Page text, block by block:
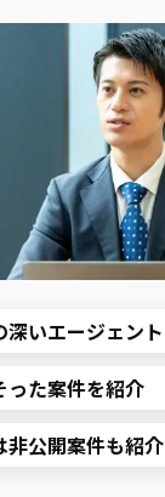
深いエージェント
った案件を紹介
非公開案件も紹介